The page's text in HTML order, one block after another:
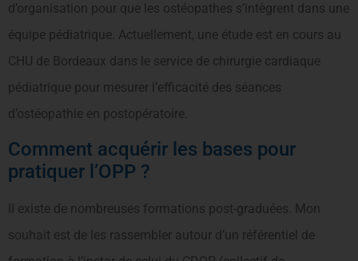
d’organisation pour que les ostéopathes s’intègrent dans une
équipe pédiatrique. Actuellement, une étude est en cours au
CHU de Bordeaux dans le service de chirurgie cardiaque
pédiatrique pour mesurer l’efficacité des séances
d’ostéopathie en postopératoire.
Comment acquérir les bases pour
pratiquer l’OPP ?
Il existe de nombreuses formations post-graduées. Mon
souhait est de les rassembler autour d’un référentiel de